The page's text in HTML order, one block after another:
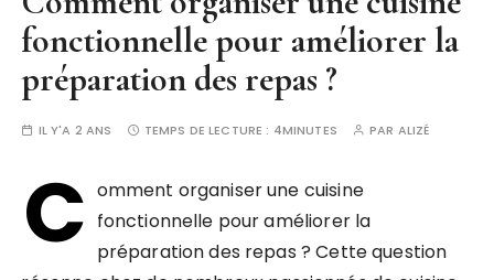
fonctionnelle pour améliorer la
préparation des repas ?
IL Y'A 2 ANS TEMPS DE LECTURE : 4MINUTES PAR ALIZÉ
C omment organiser une cuisine
fonctionnelle pour améliorer la
préparation des repas ? Cette question